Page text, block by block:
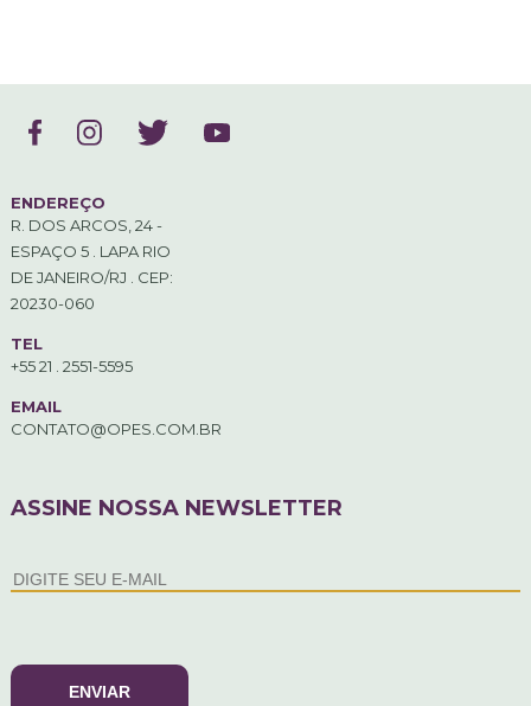
ENDEREÇO
R. DOS ARCOS, 24 -
ESPAÇO 5 . LAPA RIO
DE JANEIRO/RJ . CEP:
20230-060
TEL
+55 21 . 2551-5595
EMAIL
CONTATO@OPES.COM.BR
ASSINE NOSSA NEWSLETTER